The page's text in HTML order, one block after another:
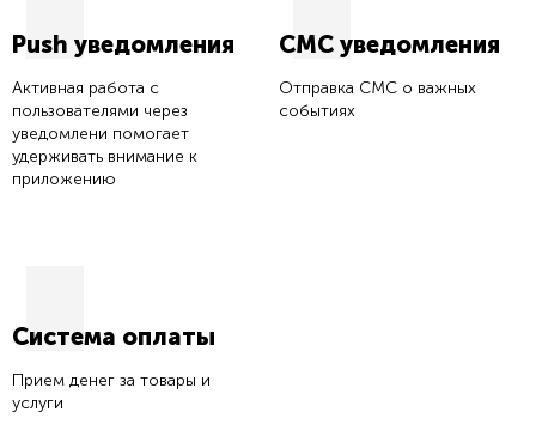
Push уведомления
Активная работа с
пользователями через
уведомлени помогает
удерживать внимание к
приложению
СМС уведомления
Отправка СМС о важных
событиях
Система оплаты
Прием денег за товары и
услуги